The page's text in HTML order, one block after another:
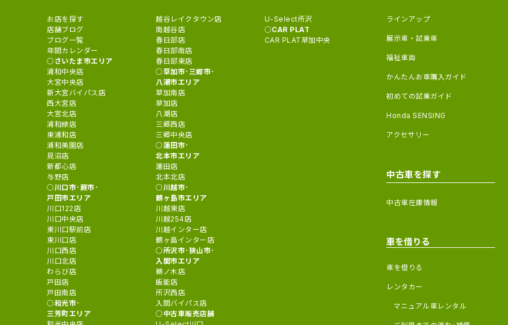
お店を探す
店舗ブログ
ブログ一覧
年間カレンダー
さいたま市エリア
浦和中央店
大宮中央店
新大宮バイパス店
西大宮店
大宮北店
浦和緑店
東浦和店
浦和美園店
見沼店
新都心店
与野店
川口市･蕨市･
戸田市エリア
川口122店
川口中央店
東川口駅前店
東川口店
川口西店
川口北店
わらび店
戸田店
戸田南店
和光市･
三芳町エリア
越谷レイクタウン店
南越谷店
春日部店
春日部南店
春日部東店
草加市･三郷市･
八潮市エリア
草加南店
草加店
八潮店
三郷西店
三郷中央店
蓮田市･
北本市エリア
蓮田店
北本北店
川越市･
鶴ヶ島市エリア
川越東店
川越254店
川越インター店
鶴ヶ島インター店
所沢市･狭山市･
入間市エリア
鵜ノ木店
飯能店
所沢西店
入間バイパス店
中古車販売店舗
U-Select所沢
CAR PLAT
CAR PLAT草加中央
ラインアップ
展示車・試乗車
福祉車両
かんたんお車購入ガイド
初めての試乗ガイド
Honda SENSING
アクセサリー
中古車を探す
中古車在庫情報
車を借りる
車を借りる
レンタカー
マニュアル車レンタル